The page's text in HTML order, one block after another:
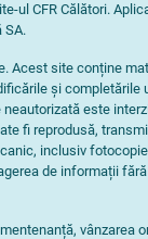
ul CFR Călători.
SA.
Acest site conține
și completările
este
fi reprodusă,
inclusiv
de informații
vânzarea